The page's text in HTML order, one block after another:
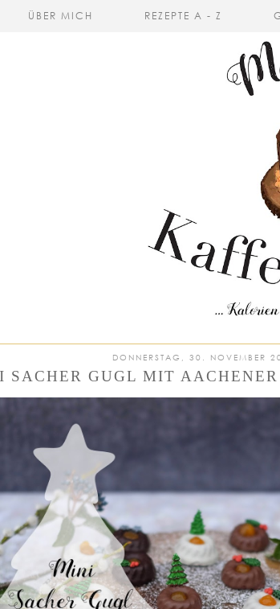
ÜBER MICH REZEPTE A - Z
DONNERSTAG, 30. NOVEMBER
SACHER GUGL MIT